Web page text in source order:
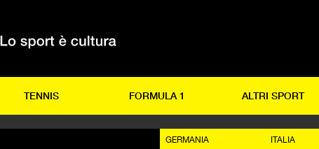
TENNIS FORMULA 1 ALTRI SPORT
GERMANIA ITALIA